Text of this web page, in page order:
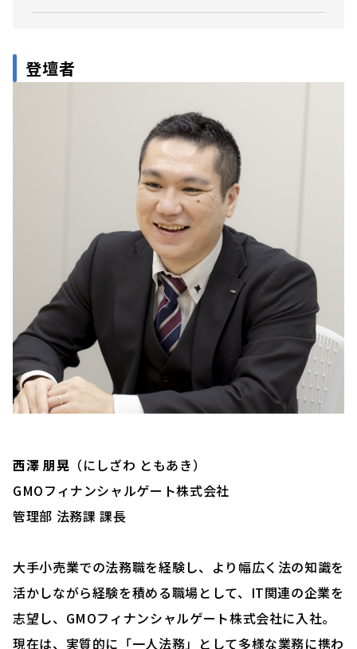
登壇者
西澤 朋晃 （にしざわ ともあき）
GMOフィナンシャルゲート株式会社
管理部 法務課 課長
大手小売業での法務職を経験し、より幅広く法の知識を
活かしながら経験を積める職場として、IT関連の企業を
志望し、GMOフィナンシャルゲート株式会社に入社。
現在は、実質的に「一人法務」として多様な業務に携わ